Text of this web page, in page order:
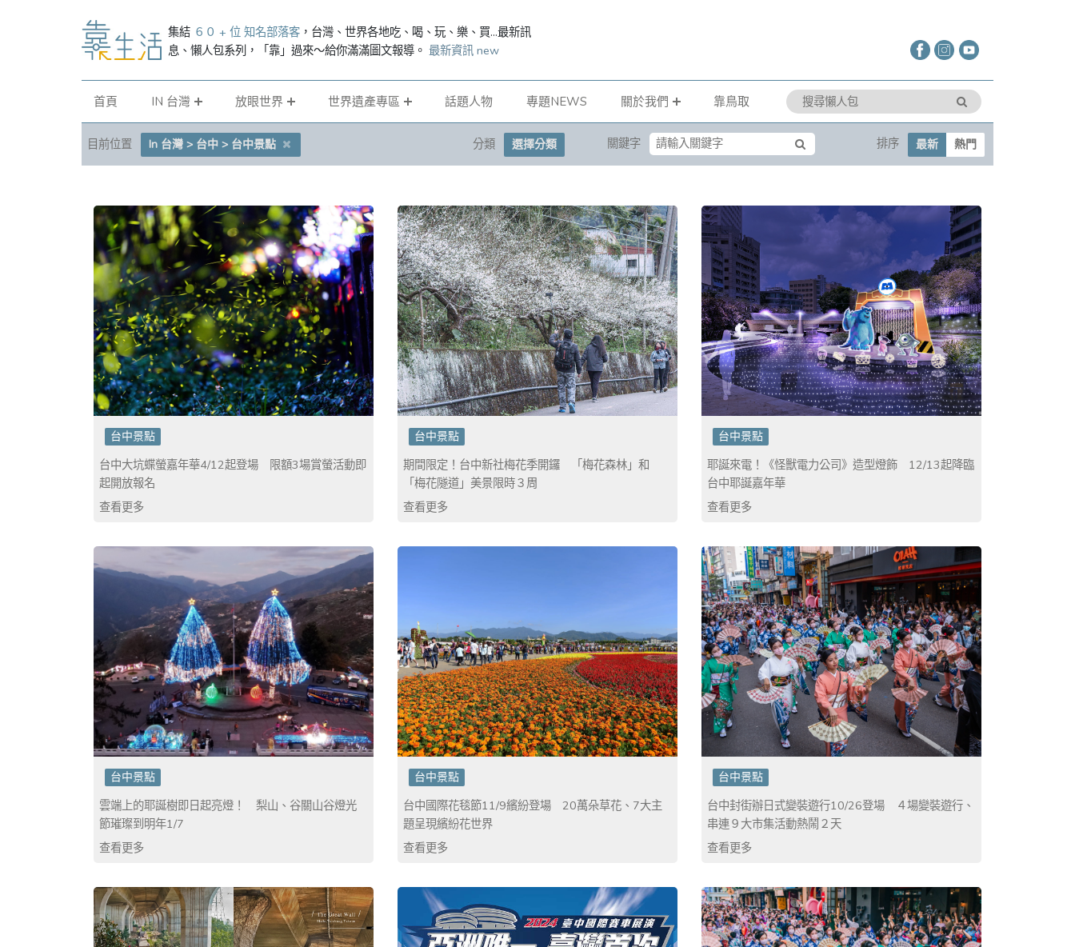
集結 ６０ + 位 知名部落客 ，台灣、世界各地吃、喝、玩、樂、買...最新訊
息、懶人包系列，「靠」過來～給你滿滿圖文報導。 最新資訊 new
首頁 IN 台灣 放眼世界 世界遺產專區 話題人物 專題NEWS 關於我們 靠鳥取
目前位置 In 台灣 > 台中 > 台中景點 分類 選擇分類 關鍵字 排序 最新 熱門
台中景點
台中大坑蝶螢嘉年華4/12起登場 限額3場賞螢活動即
起開放報名
查看更多
台中景點
期間限定！台中新社梅花季開鑼 「梅花森林」和
「梅花隧道」美景限時３周
查看更多
台中景點
耶誕來電！《怪獸電力公司》造型燈飾 12/13起降臨
台中耶誕嘉年華
查看更多
台中景點
雲端上的耶誕樹即日起亮燈！ 梨山、谷關山谷燈光
節璀璨到明年1/7
查看更多
台中景點
台中國際花毯節11/9繽紛登場 20萬朵草花、7大主
題呈現繽紛花世界
查看更多
台中景點
台中封街辦日式變裝遊行10/26登場 ４場變裝遊行、
串連９大市集活動熱鬧２天
查看更多